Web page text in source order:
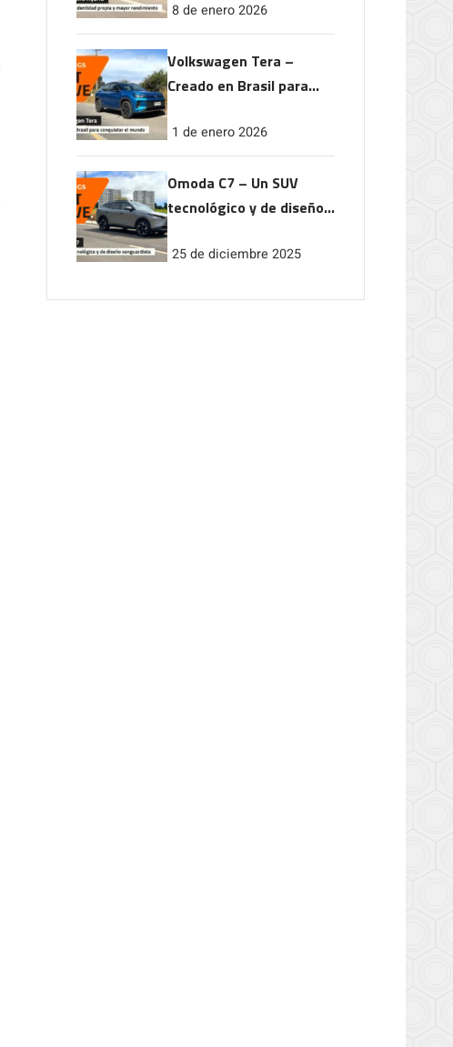
rendimiento
8 de enero 2026
Volkswagen Tera –
Creado en Brasil para
1 de enero 2026
Omoda C7 – Un SUV
tecnológico y de diseño
25 de diciembre 2025